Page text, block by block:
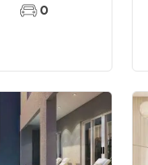
0